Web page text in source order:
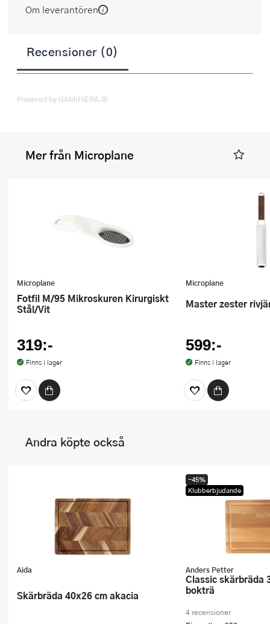
Om leverantören
Recensioner (0)
Powered by GAMIFIERA.®
Mer från Microplane
Microplane
Fotfil M/95 Mikroskuren Kirurgiskt
Stål/Vit
319:-
Finns i lager
Microplane
Master zester
599:-
Finns i lager
Andra köpte också
Aida
Skärbräda 40x26 cm akacia
Anders Petter
Classic skärbräda 38x28 cm
bokträ
4 recensioner
-45%
Klubberbjudande